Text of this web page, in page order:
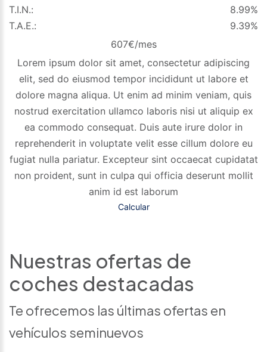
T.I.N.:
8.99%
T.A.E.:
9.39%
607€/mes
Lorem ipsum dolor sit amet, consectetur adipiscing
elit, sed do eiusmod tempor incididunt ut labore et
dolore magna aliqua. Ut enim ad minim veniam, quis
nostrud exercitation ullamco laboris nisi ut aliquip ex
ea commodo consequat. Duis aute irure dolor in
reprehenderit in voluptate velit esse cillum dolore eu
fugiat nulla pariatur. Excepteur sint occaecat cupidatat
non proident, sunt in culpa qui officia deserunt mollit
anim id est laborum
Calcular
Nuestras ofertas de
coches destacadas
Te ofrecemos las últimas ofertas en
vehículos seminuevos